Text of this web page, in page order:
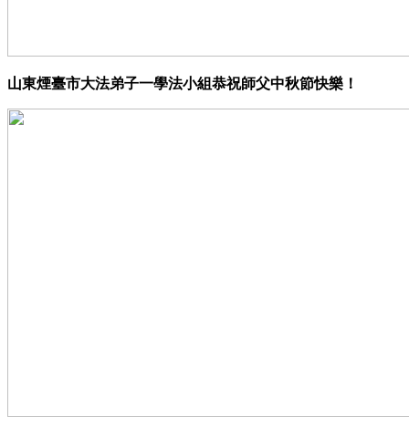
山東煙臺市大法弟子一學法小組恭祝師父中秋節快樂！